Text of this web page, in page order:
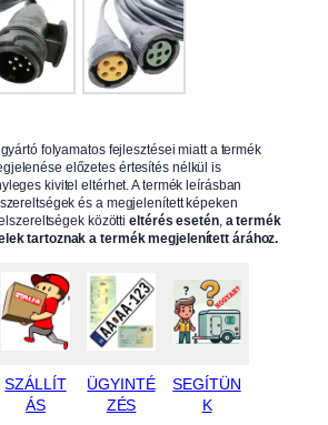
folyamatos fejlesztései miatt a termék
előzetes értesítés nélkül is
kivitel eltérhet. A termék leírásban
és a megjelenített képeken
közöttieltérés esetén, a termék
tartoznak a termék megjelenített árához.
SZÁLLÍT
ÁS
ÜGYINTÉ
ZÉS
SEGÍTÜN
K